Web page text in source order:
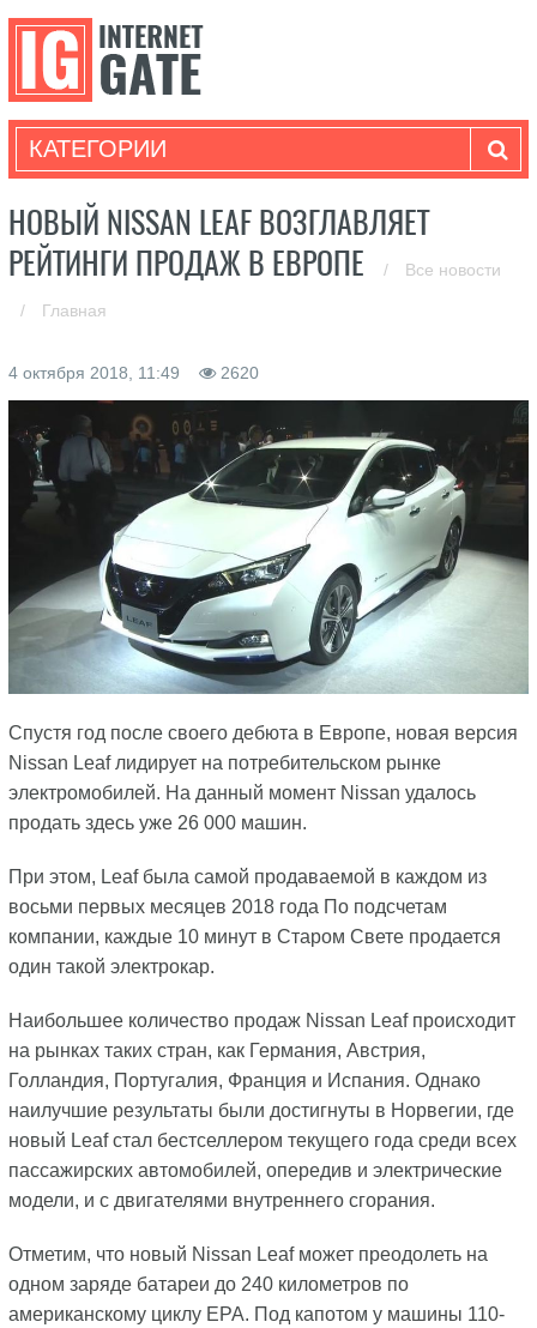
КАТЕГОРИИ
НОВЫЙ NISSAN LEAF ВОЗГЛАВЛЯЕТ
РЕЙТИНГИ ПРОДАЖ В ЕВРОПЕ
/ Все новости
/ Главная
4 октября 2018, 11:49 2620
Спустя год после своего дебюта в Европе, новая версия
Nissan Leaf лидирует на потребительском рынке
электромобилей. На данный момент Nissan удалось
продать здесь уже 26 000 машин.
При этом, Leaf была самой продаваемой в каждом из
восьми первых месяцев 2018 года По подсчетам
компании, каждые 10 минут в Старом Свете продается
один такой электрокар.
Наибольшее количество продаж Nissan Leaf происходит
на рынках таких стран, как Германия, Австрия,
Голландия, Португалия, Франция и Испания. Однако
наилучшие результаты были достигнуты в Норвегии, где
новый Leaf стал бестселлером текущего года среди всех
пассажирских автомобилей, опередив и электрические
модели, и с двигателями внутреннего сгорания.
Отметим, что новый Nissan Leaf может преодолеть на
одном заряде батареи до 240 километров по
американскому циклу EPA. Под капотом у машины 110-